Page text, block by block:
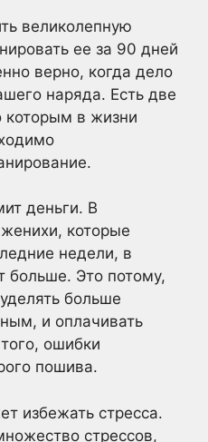
великолепную
ее за 90 дней
верно, когда дело
наряда. Есть две
которым в жизни
деньги. В
которые
недели, в
больше. Это потому,
больше
и оплачивать
ошибки
пошива.
избежать стресса.
стрессов,